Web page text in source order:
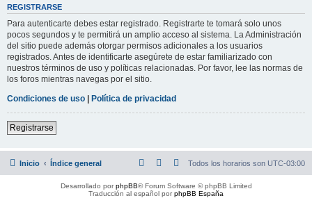
REGISTRARSE
Para autenticarte debes estar registrado. Registrarte te tomará solo unos
pocos segundos y te permitirá un amplio acceso al sistema. La Administración
del sitio puede además otorgar permisos adicionales a los usuarios
registrados. Antes de identificarte asegúrete de estar familiarizado con
nuestros términos de uso y políticas relacionadas. Por favor, lee las normas de
los foros mientras navegas por el sitio.
Condiciones de uso | Política de privacidad
Registrarse
Inicio Índice general Todos los horarios son UTC-03:00
Desarrollado porphpBB® Forum Software © phpBB Limited
Traducción al español porphpBB España